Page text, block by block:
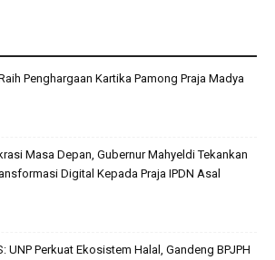
Penghargaan Kartika Pamong Praja Madya
Masa Depan, Gubernur Mahyeldi Tekankan
Digital Kepada Praja IPDN Asal
UNP Perkuat Ekosistem Halal, Gandeng BPJPH